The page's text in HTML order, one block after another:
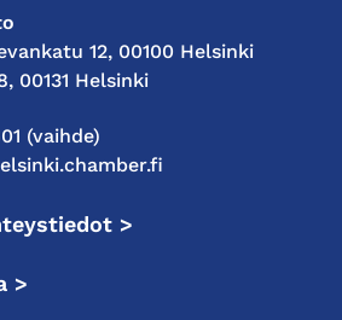
12, 00100 Helsinki
00131 Helsinki
(vaihde)
>
>